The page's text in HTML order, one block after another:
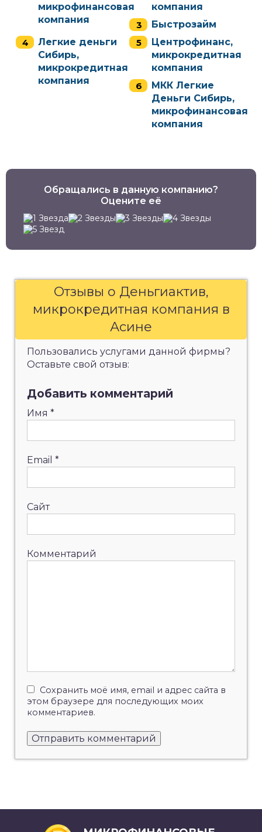
микрофинансовая
компания
компания
Быстрозайм
Легкие деньги
Сибирь,
микрокредитная
компания
Центрофинанс,
микрокредитная
компания
МКК Легкие
Деньги Сибирь,
микрофинансовая
компания
Обращались в данную компанию?
Оцените её
Отзывы о Деньгиактив,
микрокредитная компания в
Асине
Пользовались услугами данной фирмы?
Оставьте свой отзыв:
Добавить комментарий
Имя *
Email *
Сайт
Комментарий
Сохранить моё имя, email и адрес сайта в
этом браузере для последующих моих
комментариев.